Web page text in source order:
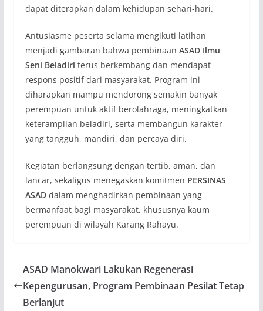
dapat diterapkan dalam kehidupan sehari-hari.
Antusiasme peserta selama mengikuti latihan
menjadi gambaran bahwa pembinaan ASAD Ilmu
Seni Beladiri terus berkembang dan mendapat
respons positif dari masyarakat. Program ini
diharapkan mampu mendorong semakin banyak
perempuan untuk aktif berolahraga, meningkatkan
keterampilan beladiri, serta membangun karakter
yang tangguh, mandiri, dan percaya diri.
Kegiatan berlangsung dengan tertib, aman, dan
lancar, sekaligus menegaskan komitmen PERSINAS
ASADdalam menghadirkan pembinaan yang
bermanfaat bagi masyarakat, khususnya kaum
perempuan di wilayah Karang Rahayu.
ASAD Manokwari Lakukan Regenerasi
Kepengurusan, Program Pembinaan Pesilat Tetap
Berlanjut